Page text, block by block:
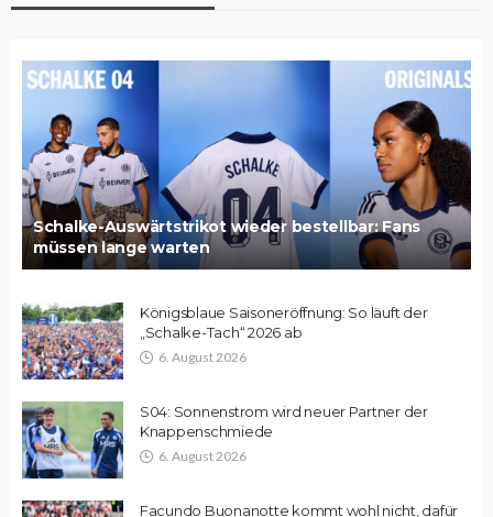
Schalke-Auswärtstrikot wieder bestellbar: Fans
müssen lange warten
Königsblaue Saisoneröffnung: So läuft der
„Schalke-Tach“ 2026 ab
6. August 2026
S04: Sonnenstrom wird neuer Partner der
Knappenschmiede
6. August 2026
Facundo Buonanotte kommt wohl nicht, dafür